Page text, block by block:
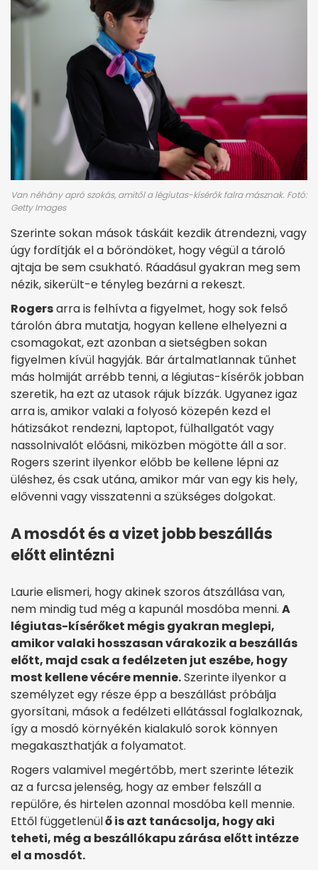
Van néhány apró szokás, amitől a légiutas-kísérők falra másznak. Fotó:
Getty Images
Szerinte sokan mások táskáit kezdik átrendezni, vagy
úgy fordítják el a bőröndöket, hogy végül a tároló
ajtaja be sem csukható. Ráadásul gyakran meg sem
nézik, sikerült-e tényleg bezárni a rekeszt.
Rogersarra is felhívta a figyelmet, hogy sok felső
tárolón ábra mutatja, hogyan kellene elhelyezni a
csomagokat, ezt azonban a sietségben sokan
figyelmen kívül hagyják. Bár ártalmatlannak tűnhet
más holmiját arrébb tenni, a légiutas-kísérők jobban
szeretik, ha ezt az utasok rájuk bízzák. Ugyanez igaz
arra is, amikor valaki a folyosó közepén kezd el
hátizsákot rendezni, laptopot, fülhallgatót vagy
nassolnivalót előásni, miközben mögötte áll a sor.
Rogers szerint ilyenkor előbb be kellene lépni az
üléshez, és csak utána, amikor már van egy kis hely,
elővenni vagy visszatenni a szükséges dolgokat.
A mosdót és a vizet jobb beszállás
előtt elintézni
Laurie elismeri, hogy akinek szoros átszállása van,
nem mindig tud még a kapunál mosdóba menni. A
légiutas-kísérőket mégis gyakran meglepi,
amikor valaki hosszasan várakozik a beszállás
előtt, majd csak a fedélzeten jut eszébe, hogy
most kellene vécére mennie.Szerinte ilyenkor a
személyzet egy része épp a beszállást próbálja
gyorsítani, mások a fedélzeti ellátással foglalkoznak,
így a mosdó környékén kialakuló sorok könnyen
megakaszthatják a folyamatot.
Rogers valamivel megértőbb, mert szerinte létezik
az a furcsa jelenség, hogy az ember felszáll a
repülőre, és hirtelen azonnal mosdóba kell mennie.
Ettől függetlenülő is azt tanácsolja, hogy aki
teheti, még a beszállókapu zárása előtt intézze
el a mosdót.